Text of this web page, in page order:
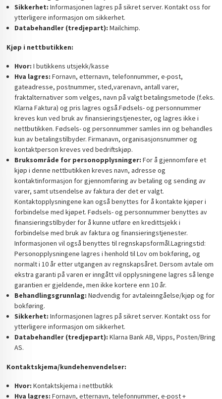
Sikkerhet: Informasjonen lagres på sikret server. Kontakt oss for
ytterligere informasjon om sikkerhet.
Databehandler (tredjepart): Mailchimp.
Kjøp i nettbutikken:
Hvor: I butikkens utsjekk/kasse
Hva lagres: Fornavn, etternavn, telefonnummer, e-post,
gateadresse, postnummer, sted,varenavn, antall varer,
fraktalternativer som velges, navn på valgt betalingsmetode (f.eks.
Klarna Faktura) og pris lagres også.Fødsels- og personnummer
kreves kun ved bruk av finansieringstjenester, og lagres ikke i
nettbutikken. Fødsels- og personnummer samles inn og behandles
kun av betalingstilbyder. Firmanavn, organisasjonsnummer og
kontaktperson kreves ved bedriftskjøp.
Bruksområde for personopplysninger: For å gjennomføre et
kjøp i denne nettbutikken kreves navn, adresse og
kontaktinformasjon for gjennomføring av betaling og sending av
varer, samt utsendelse av faktura der det er valgt.
Kontaktopplysningene kan også benyttes for å kontakte kjøper i
forbindelse med kjøpet. Fødsels- og personnummer benyttes av
finansieringstilbyder for å kunne utføre en kredittsjekk i
forbindelse med bruk av faktura og finansieringstjenester.
Informasjonen vil også benyttes til regnskapsformål.Lagringstid:
Personopplysningene lagres i henhold til Lov om bokføring, og
normalt i 10 år etter utgangen av regnskapsåret. Dersom avtale om
ekstra garanti på varen er inngått vil opplysningene lagres så lenge
garantien er gjeldende, men ikke kortere enn 10 år.
Behandlingsgrunnlag: Nødvendig for avtaleinngåelse/kjøp og for
bokføring.
Sikkerhet: Informasjonen lagres på sikret server. Kontakt oss for
ytterligere informasjon om sikkerhet.
Databehandler (tredjepart): Klarna Bank AB, Vipps, Posten/Bring
AS.
Kontaktskjema/kundehenvendelser:
Hvor: Kontaktskjema i nettbutikk
Hva lagres: Fornavn, etternavn, telefonnummer, e-post +